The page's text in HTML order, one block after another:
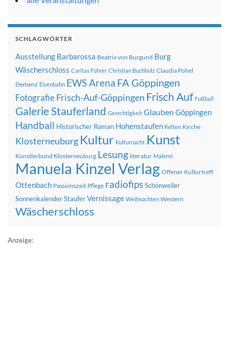
SCHLAGWÖRTER
Ausstellung Barbarossa Beatrix von Burgund Burg
Wäscherschloss Caritas Führer Christian Buchholz Claudia Pohel
Demenz Eisenbahn EWS Arena FA Göppingen
FotografieFrisch-Auf-Göppingen Frisch Auf Fußball
Galerie Stauferland Gerechtigkeit Glauben Göppingen
Handball Historischer Roman Hohenstaufen Kelten Kirche
Klosterneuburg Kultur Kulturnacht Kunst
Künstlerbund Klosterneuburg Lesung literatur Malerei
Manuela Kinzel Verlag Offener Kulturtreff
Ottenbach Passionszeit Pflege radiofipsSchönweiler
SonnenkalenderStauferVernissage Weihnachten Western
Wäscherschloss
Anzeige: